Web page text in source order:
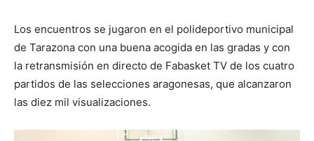
Los encuentros se jugaron en el polideportivo municipal
de Tarazona con una buena acogida en las gradas y con
la retransmisión en directo de Fabasket TV de los cuatro
partidos de las selecciones aragonesas, que alcanzaron
las diez mil visualizaciones.